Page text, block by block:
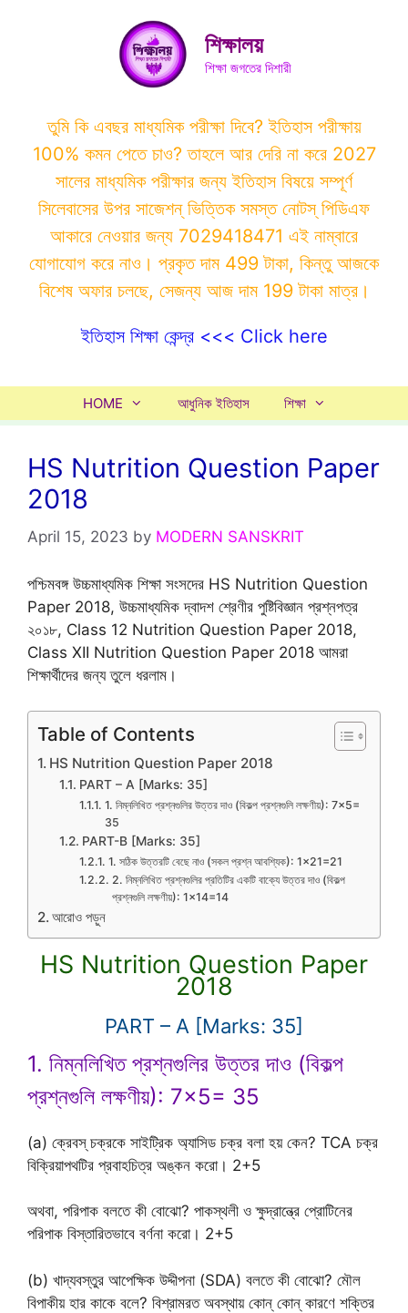
শিক্ষালয়
শিক্ষা জগতের দিশারী
তুমি কি এবছর মাধ্যমিক পরীক্ষা দিবে? ইতিহাস পরীক্ষায়
100% কমন পেতে চাও? তাহলে আর দেরি না করে 2027
সালের মাধ্যমিক পরীক্ষার জন্য ইতিহাস বিষয়ে সম্পূর্ণ
সিলেবাসের উপর সাজেশন্ ভিত্তিক সমস্ত নোটস্ পিডিএফ
আকারে নেওয়ার জন্য 7029418471 এই নাম্বারে
যোগাযোগ করে নাও। প্রকৃত দাম 499 টাকা, কিন্তু আজকে
বিশেষ অফার চলছে, সেজন্য আজ দাম 199 টাকা মাত্র।
ইতিহাস শিক্ষা কেন্দ্র <<< Click here
HOME আধুনিক ইতিহাস শিক্ষা
HS Nutrition Question Paper
2018
April 15, 2023 by MODERN SANSKRIT
পশ্চিমবঙ্গ উচ্চমাধ্যমিক শিক্ষা সংসদের HS Nutrition Question
Paper 2018, উচ্চমাধ্যমিক দ্বাদশ শ্রেণীর পুষ্টিবিজ্ঞান প্রশ্নপত্র
২০১৮, Class 12 Nutrition Question Paper 2018,
Class XII Nutrition Question Paper 2018 আমরা
শিক্ষার্থীদের জন্য তুলে ধরলাম।
Table of Contents
HS Nutrition Question Paper 2018
PART – A [Marks: 35]
1. নিম্নলিখিত প্রশ্নগুলির উত্তর দাও (বিকল্প প্রশ্নগুলি লক্ষণীয়): 7×5=
35
PART-B [Marks: 35]
1. সঠিক উত্তরটি বেছে নাও (সকল প্রশ্ন আবশ্যিক): 1×21=21
2. নিম্নলিখিত প্রশ্নগুলির প্রতিটির একটি বাক্যে উত্তর দাও (বিকল্প
প্রশ্নগুলি লক্ষণীয়): 1×14=14
আরোও পড়ুন
HS Nutrition Question Paper
2018
PART – A [Marks: 35]
1. নিম্নলিখিত প্রশ্নগুলির উত্তর দাও (বিকল্প
প্রশ্নগুলি লক্ষণীয়): 7×5= 35
(a) ক্রেবস্ চক্রকে সাইট্রিক অ্যাসিড চক্র বলা হয় কেন? TCA চক্র
বিক্রিয়াপথটির প্রবাহচিত্র অঙ্কন করো। 2+5
অথবা, পরিপাক বলতে কী বোঝো? পাকস্থলী ও ক্ষুদ্রান্ত্রে প্রোটিনের
পরিপাক বিস্তারিতভাবে বর্ণনা করো। 2+5
(b) খাদ্যবস্তুর আপেক্ষিক উদ্দীপনা (SDA) বলতে কী বোঝো? মৌল
বিপাকীয় হার কাকে বলে? বিশ্রামরত অবস্থায় কোন্ কোন্ কারণে শক্তির